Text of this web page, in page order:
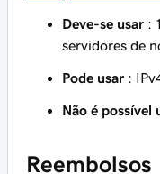
Deve-se usar :
servidores de
Pode usar :
Não é possível
Reembolsos